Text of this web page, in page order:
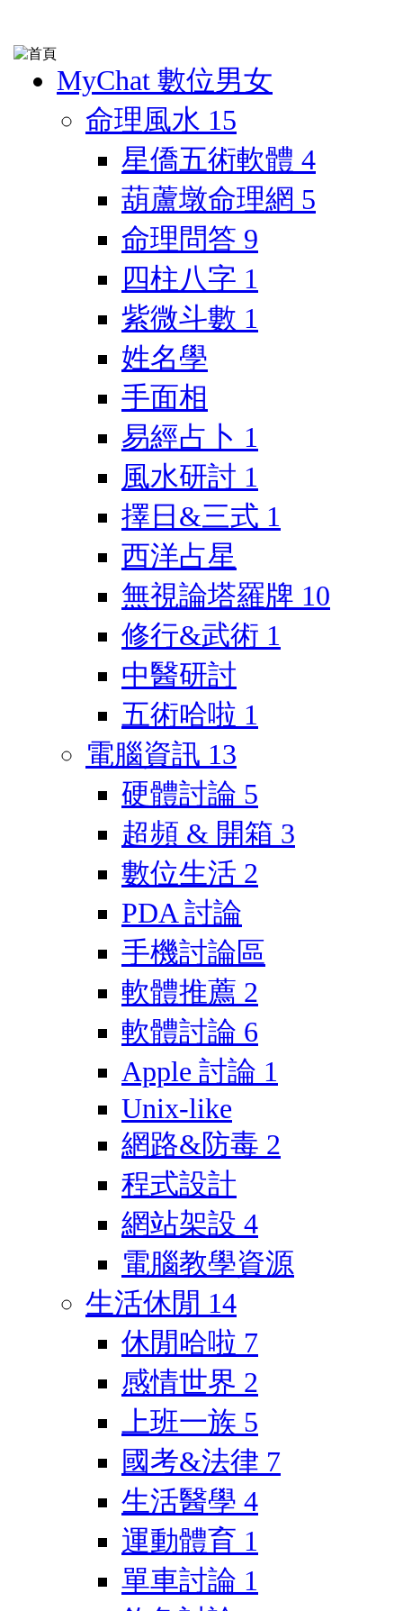
MyChat 數位男女
命理風水 15
星僑五術軟體 4
葫蘆墩命理網 5
命理問答 9
四柱八字 1
紫微斗數 1
姓名學
手面相
易經占卜 1
風水研討 1
擇日&三式 1
西洋占星
無視論塔羅牌 10
修行&武術 1
中醫研討
五術哈啦 1
電腦資訊 13
硬體討論 5
超頻 & 開箱 3
數位生活 2
PDA 討論
手機討論區
軟體推薦 2
軟體討論 6
Apple 討論 1
Unix-like
網路&防毒 2
程式設計
網站架設 4
電腦教學資源
生活休閒 14
休閒哈啦 7
感情世界 2
上班一族 5
國考&法律 7
生活醫學 4
運動體育 1
單車討論 1